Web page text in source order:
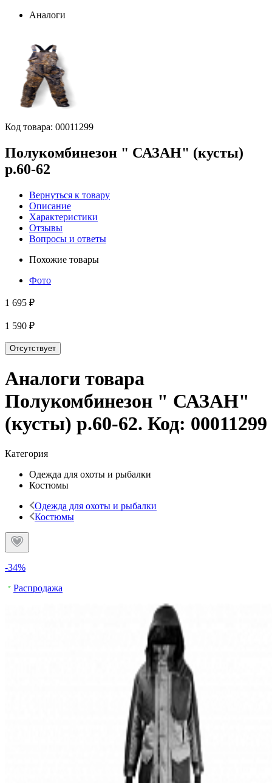
Аналоги
Код товара: 00011299
Полукомбинезон " САЗАН" (кусты)
р.60-62
Вернуться к товару
Описание
Характеристики
Отзывы
Вопросы и ответы
Похожие товары
Фото
1 695 ₽
1 590 ₽
Отсутствует
Аналоги товара
Полукомбинезон " САЗАН"
(кусты) р.60-62. Код: 00011299
Категория
Одежда для охоты и рыбалки
Костюмы
Одежда для охоты и рыбалки
Костюмы
-34%
Распродажа